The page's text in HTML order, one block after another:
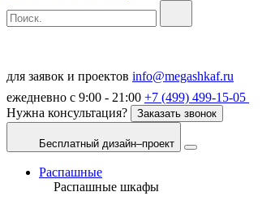
для заявок и проектов info@megashkaf.ru
ежедневно с 9:00 - 21:00 +7 (499) 499-15-05
Нужна консультация?
Заказать звонок
Бесплатный дизайн–проект
Распашные
Распашные шкафы